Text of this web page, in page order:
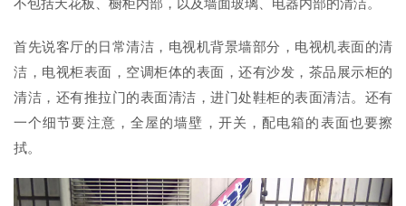
首先说客厅的日常清洁，电视机背景墙部分，电视机表面的清
洁，电视柜表面，空调柜体的表面，还有沙发，茶品展示柜的
清洁，还有推拉门的表面清洁，进门处鞋柜的表面清洁。还有
一个细节要注意，全屋的墙壁，开关，配电箱的表面也要擦
拭。